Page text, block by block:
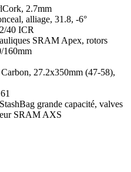
2.7mm
alliage, 31.8, -6°
40 ICR
SRAM Apex, rotors
160mm
27.2x350mm (47-58),
grande capacité, valves
SRAM AXS